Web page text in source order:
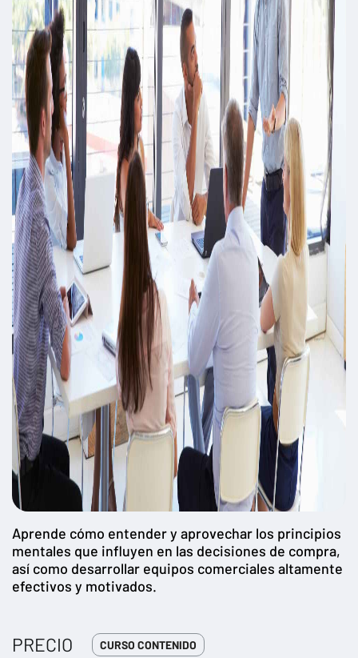
Aprende cómo entender y aprovechar los principios
mentales que influyen en las decisiones de compra,
así como desarrollar equipos comerciales altamente
efectivos y motivados.
PRECIO CURSO CONTENIDO